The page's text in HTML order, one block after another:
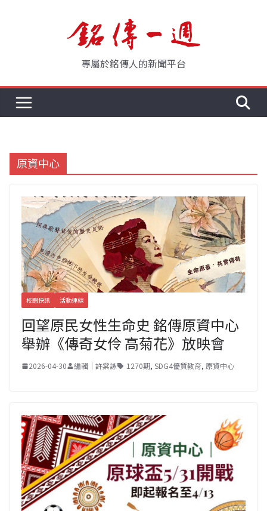
專屬於銘傳人的新聞平台
原資中心
校園快訊 活動連線
回望原民女性生命史 銘傳原資中心
舉辦《傳奇女伶 高菊花》放映會
2026-04-30 編輯｜許棠詠 1270期, SDG4優質教育, 原資中心